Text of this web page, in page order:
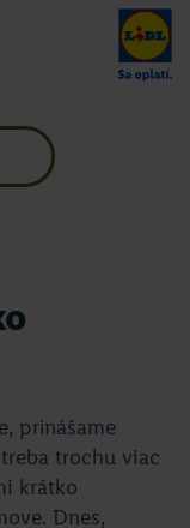
prinášame
trochu viac
krátko
Dnes,